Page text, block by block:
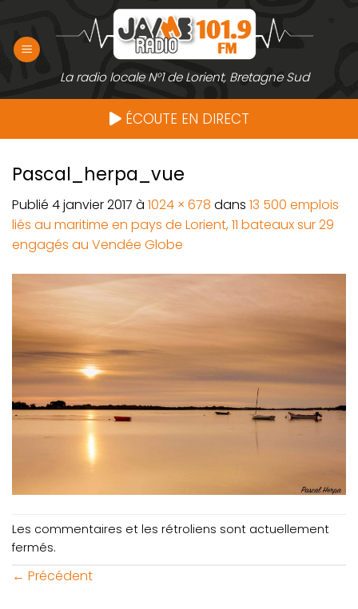
contenu
La radio locale N°1 de Lorient, Bretagne Sud
ÉCOUTE EN DIRECT
Pascal_herpa_vue
Publié 4 janvier 2017 à 1024 × 678 dans 13 500 emplois
liés au maritime en pays de Lorient, 11 bateaux sur 29
engagés au Vendée Globe
Les commentaires et les rétroliens sont actuellement
fermés.
← Précédent